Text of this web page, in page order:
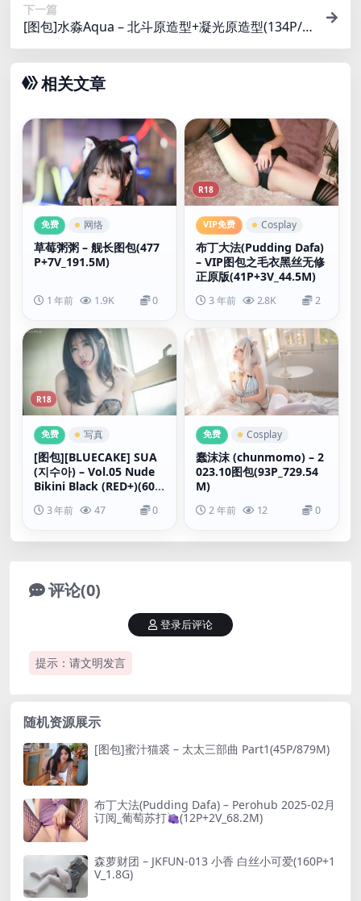
下一篇
[图包]水淼Aqua – 北斗原造型+凝光原造型(134P/1
相关文章
免费 网络
草莓粥粥 – 舰长图包(477
P+7V_191.5M)
1 年前 1.9K 0
R18
VIP免费 Cosplay
布丁大法(Pudding Dafa)
– VIP图包之毛衣黑丝无修
正原版(41P+3V_44.5M)
3 年前 2.8K 2
R18
免费 写真
[图包][BLUECAKE] SUA
(지수아) – Vol.05 Nude
Bikini Black (RED+)(60P
3 年前 47 0
免费 Cosplay
蠢沫沫 (chunmomo) – 2
023.10图包(93P_729.54
M)
2 年前 12 0
评论(0)
提示：请文明发言
登录后评论
随机资源展示
[图包]蜜汁猫裘 – 太太三部曲 Part1(45P/879M)
布丁大法(Pudding Dafa) – Perohub 2025-02月
订阅_葡萄苏打
(12P+2V_68.2M)
森萝财团 – JKFUN-013 小香 白丝小可爱(160P+1
V_1.8G)